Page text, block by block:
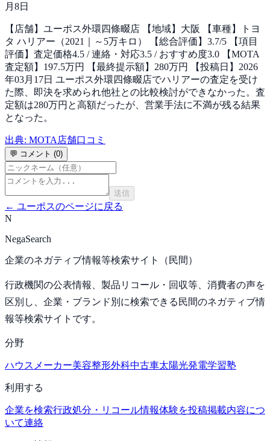
月8日
【店舗】ユーポス外環四條畷店 【地域】大阪 【車種】トヨ
タ ハリアー（2021｜～5万キロ） 【総合評価】3.7/5 【項目
評価】査定価格4.5 / 連絡・対応3.5 / おすすめ度3.0 【MOTA
査定額】197.5万円 【最終提示額】280万円 【投稿日】2026
年03月17日 ユーポス外環四條畷店でハリアーの査定を受け
た際、即決を求められ他社との比較検討ができなかった。査
定額は280万円と高額だったが、営業手法に不満が残る結果
となった。
出典: MOTA店舗口コミ
💬 コメント (0)
送信
← ユーポスのページに戻る
N
NegaSearch
企業のネガティブ情報等検索サイト（民間）
行政機関の公表情報、製品リコール・回収等、消費者の声を
区別し、企業・ブランド別に検索できる民間のネガティブ情
報等検索サイトです。
分野
ハウスメーカー美容整形外科中古車太陽光発電学習塾
利用する
企業を検索行政処分・リコール情報体験を投稿掲載内容につ
いて連絡